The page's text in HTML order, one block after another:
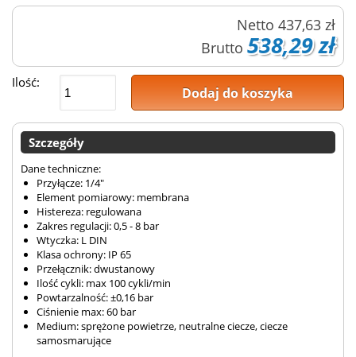
Netto 437,63 zł
Brutto 538,29 zł
Ilość:
Dodaj do koszyka
Szczegóły
Dane techniczne:
Przyłącze: 1/4"
Element pomiarowy: membrana
Histereza: regulowana
Zakres regulacji: 0,5 - 8 bar
Wtyczka: L DIN
Klasa ochrony: IP 65
Przełącznik: dwustanowy
Ilość cykli: max 100 cykli/min
Powtarzalność: ±0,16 bar
Ciśnienie max: 60 bar
Medium: sprężone powietrze, neutralne ciecze, ciecze
samosmarujące